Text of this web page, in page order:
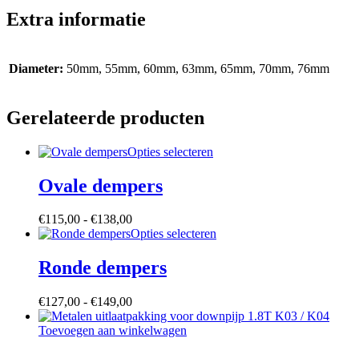
Extra informatie
Diameter: 50mm, 55mm, 60mm, 63mm, 65mm, 70mm, 76mm
Gerelateerde producten
Opties selecteren
optie
productpagina
Ovale dempers
€115,00 - €138,00Prijsklasse:
€115,00
€138,00
Opties selecteren
optie
Ronde dempers
€127,00 - €149,00Prijsklasse:
€127,00
tot
Toevoegen aan winkelwagen